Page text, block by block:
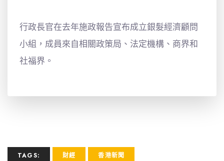
行政長官在去年施政報告宣布成立銀髮經濟顧問
小組，成員來自相關政策局、法定機構、商界和
社福界。
TAGS: 財經 香港新聞